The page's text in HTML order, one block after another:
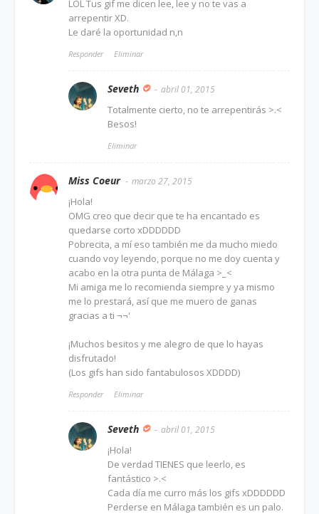
LOL Tus gif me dicen lee, lee y no te vas a
arrepentir XD.
Le daré la oportunidad n,n
Responder Eliminar
Seveth abril 01, 2015
Totalmente cierto, no te arrepentirás >.<
Besos!
Eliminar
Miss Coeur marzo 27, 2015
¡Hola!
OMG creo que decir que te ha encantado es
quedarse corto xDDDDDD
Pobrecita, a mí eso también me da mucho miedo
cuando voy leyendo, porque no me doy cuenta y
acabo en la otra punta de Málaga >_<
Mi amiga me lo recomienda siempre y ya mismo
me lo prestará, así que me muero de ganas
gracias a ti ¬¬'
¡Muchos besitos y me alegro de que lo hayas
disfrutado!
(Los gifs han sido fantabulosos XDDDD)
Responder Eliminar
Seveth abril 01, 2015
¡Hola!
De verdad TIENES que leerlo, es
fantástico >.<
Cada día me curro más los gifs xDDDDDD
Perderse en Málaga también es un palo.